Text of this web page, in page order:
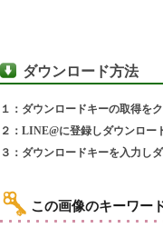
ダウンロード方法
１：ダウンロードキーの取得を
２：LINE@に登録しダウンロー
３：ダウンロードキーを入力し
この画像のキーワー